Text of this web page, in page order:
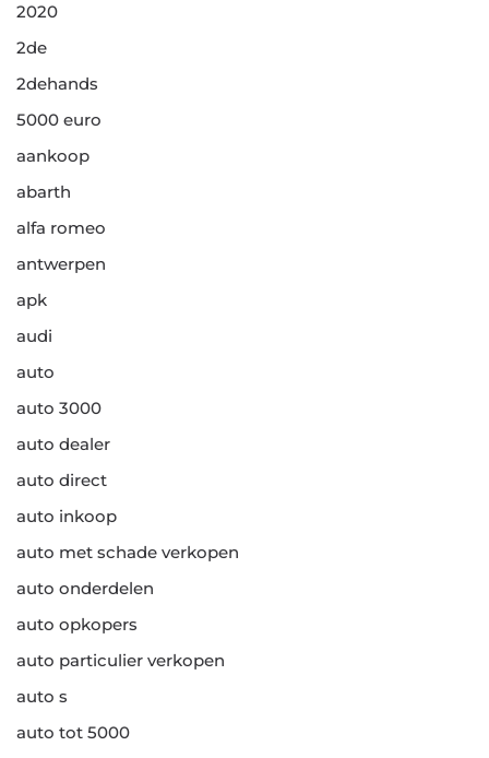
2020
2de
2dehands
5000 euro
aankoop
abarth
alfa romeo
antwerpen
apk
audi
auto
auto 3000
auto dealer
auto direct
auto inkoop
auto met schade verkopen
auto onderdelen
auto opkopers
auto particulier verkopen
auto s
auto tot 5000